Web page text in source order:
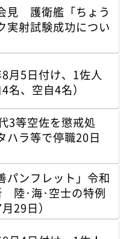
見 護衛艦「ちょう
実射試験成功につい
月5日付け、1佐人
名、空自4名）
3等空佐を懲戒処
ラ等で停職20日
パンフレット」令和
陸･海･空士の特例
29日）